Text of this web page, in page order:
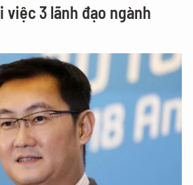
việc 3 lãnh đạo ngành